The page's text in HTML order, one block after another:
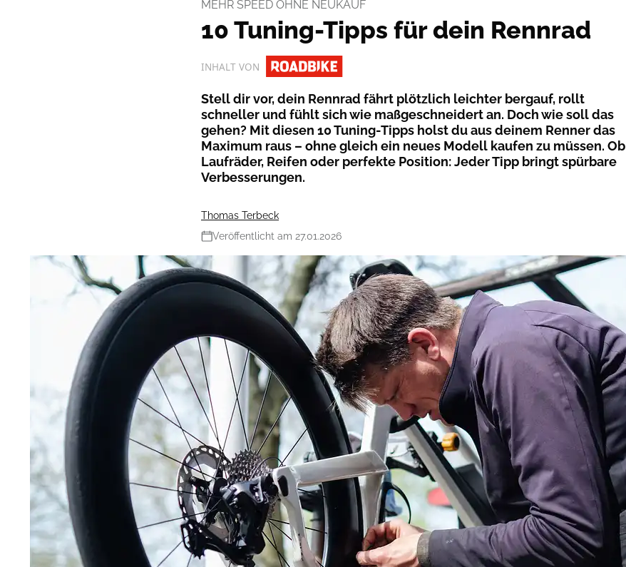
MEHR SPEED OHNE NEUKAUF
10 Tuning-Tipps für dein Rennrad
INHALT VON
Stell dir vor, dein Rennrad fährt plötzlich leichter bergauf, rollt
schneller und fühlt sich wie maßgeschneidert an. Doch wie soll das
gehen? Mit diesen 10 Tuning-Tipps holst du aus deinem Renner das
Maximum raus – ohne gleich ein neues Modell kaufen zu müssen. Ob
Laufräder, Reifen oder perfekte Position: Jeder Tipp bringt spürbare
Verbesserungen.
Thomas Terbeck
Veröffentlicht am 27.01.2026